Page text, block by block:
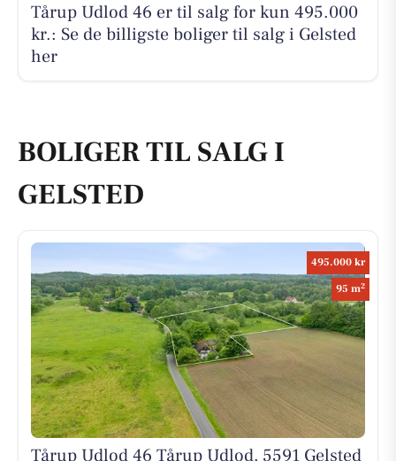
Tårup Udlod 46 er til salg for kun 495.000
kr.: Se de billigste boliger til salg i Gelsted
her
BOLIGER TIL SALG I
GELSTED
495.000 kr
95 m2
Tårup Udlod 46 Tårup Udlod, 5591 Gelsted